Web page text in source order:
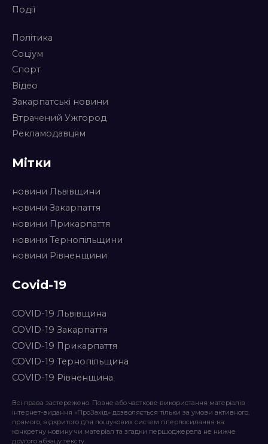
Події
Політика
Соціум
Спорт
Відео
Закарпатські новини
Втрачений Ужгород
Рекламодавцям
Мітки
новини Львівщини
новини Закарпаття
новини Прикарпаття
новини Тернопільщини
новини Рівненщини
Covid-19
COVID-19 Львівщина
COVID-19 Закарпаття
COVID-19 Прикарпаття
COVID-19 Тернопільщина
COVID-19 Рівненщина
Всі права застережено. Повне або часткове використання матеріалів
інтернет-видання «ПроЗахід» дозволяється тільки за умови активного,
прямого, відкритого для пошукових систем гіперпосилання на
конкретну новину чи матеріал та згадки першоджерела не нижче
другого абзацу тексту.